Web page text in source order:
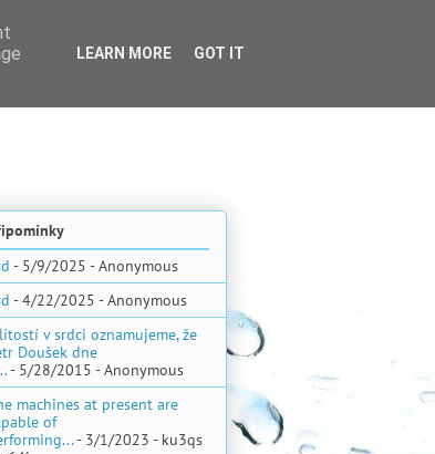
- 5/9/2025 - Anonymous
- 4/22/2025 - Anonymous
v srdci oznamujeme, že
Doušek dne
- 5/28/2015 - Anonymous
machines at present are
of
- 3/1/2023 - ku3qs
LEARN MORE GOT IT